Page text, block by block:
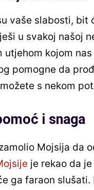
vaše slabosti,
u svakoj našoj
kojom
pomogne da
s nekom
i snaga
Mojsija da
je rekao da
ga faraon slušati.